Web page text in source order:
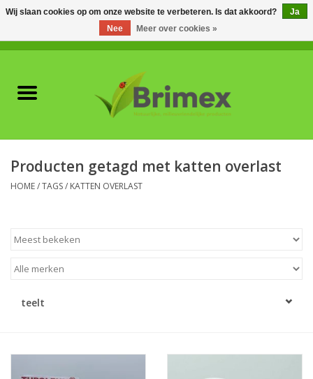
Plagen & Ziekten
Meststoffen en
Bestuiving
Producten getagd met katten overlast
HOME/TAGS/ KATTEN OVERLAST
teelt
Wij slaan cookies op om onze website te verbeteren. Is dat akkoord?
Ja
Nee
Meer over cookies »